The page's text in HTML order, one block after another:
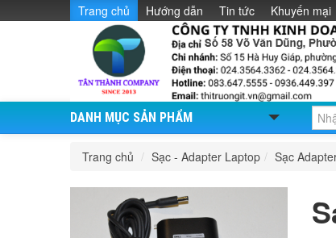
Trang chủ Hướng dẫn Tin tức Khuyến mại
DANH MỤC SẢN PHẨM
Trang chủ / Sạc - Adapter Laptop / Sạc